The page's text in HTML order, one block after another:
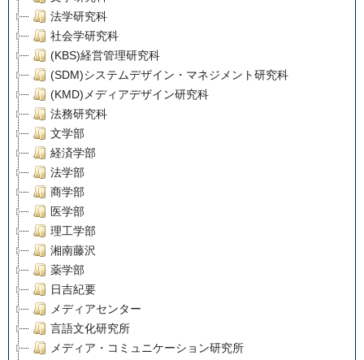
法学研究科
社会学研究科
(KBS)経営管理研究科
(SDM)システムデザイン・マネジメント研究科
(KMD)メディアデザイン研究科
法務研究科
文学部
経済学部
法学部
商学部
医学部
理工学部
湘南藤沢
薬学部
日吉紀要
メディアセンター
言語文化研究所
メディア・コミュニケーション研究所